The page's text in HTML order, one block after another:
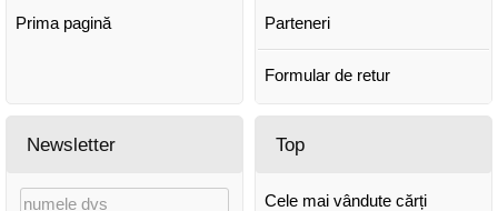
Prima pagină Parteneri
Formular de retur
Newsletter Top
Cele mai vândute cărți